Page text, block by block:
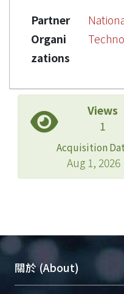
Partner
Organi
zations
Views
1
Acquisition
Aug 1, 2026
關於 (About)